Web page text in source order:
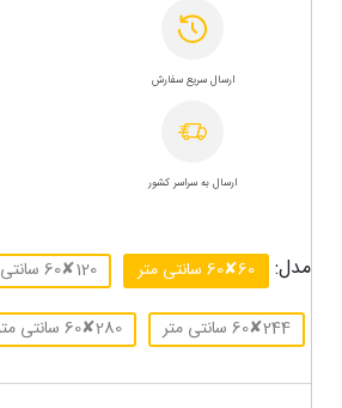
ارسال سریع سفارش
ارسال به سراسر کشور
مدل: 60✘60 سانتی متر 120✘60 سانتی متر
244✘60 سانتی متر 280✘60 سانتی متر